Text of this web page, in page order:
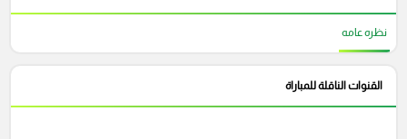
نظره عامه
القنوات الناقلة للمباراة